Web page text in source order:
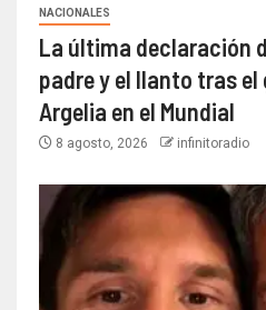
NACIONALES
La última declaración
padre y el llanto tras el
Argelia en el Mundial
8 agosto, 2026 infinitoradio